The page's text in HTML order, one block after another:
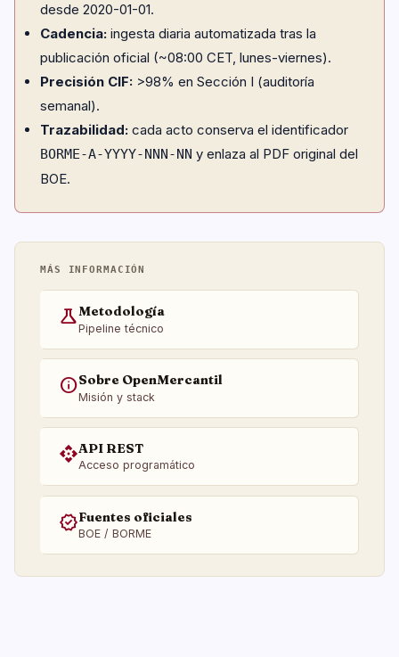
desde 2020-01-01.
Cadencia: ingesta diaria automatizada tras la
publicación oficial (~08:00 CET, lunes-viernes).
Precisión CIF: >98% en Sección I (auditoría
semanal).
Trazabilidad: cada acto conserva el identificador
BORME-A-YYYY-NNN-NN y enlaza al PDF original del
BOE.
MÁS INFORMACIÓN
scienceMetodología
Pipeline técnico
infoSobre OpenMercantil
Misión y stack
apiAPI REST
Acceso programático
verifiedFuentes oficiales
BOE / BORME